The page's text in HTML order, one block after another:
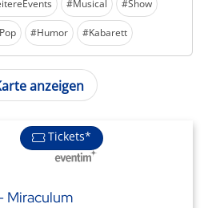
#Musical #Show
#Humor #Kabarett
anzeigen
Tickets*
Miraculum